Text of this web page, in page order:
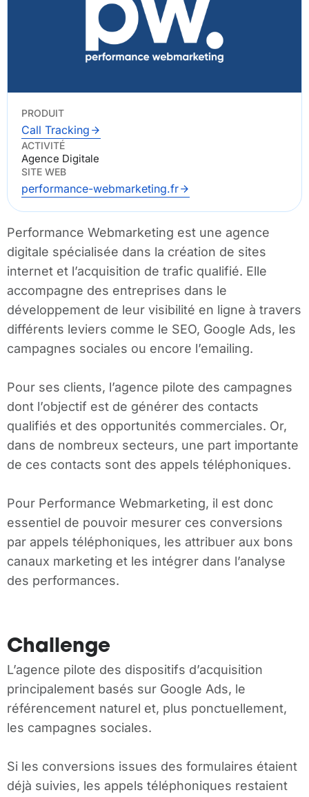
PRODUIT
Call Tracking
ACTIVITÉ
Agence Digitale
SITE WEB
performance-webmarketing.fr
Performance Webmarketing est une agence
digitale spécialisée dans la création de sites
internet et l’acquisition de trafic qualifié. Elle
accompagne des entreprises dans le
développement de leur visibilité en ligne à travers
différents leviers comme le SEO, Google Ads, les
campagnes sociales ou encore l’emailing.
Pour ses clients, l’agence pilote des campagnes
dont l’objectif est de générer des contacts
qualifiés et des opportunités commerciales. Or,
dans de nombreux secteurs, une part importante
de ces contacts sont des appels téléphoniques.
Pour Performance Webmarketing, il est donc
essentiel de pouvoir mesurer ces conversions
par appels téléphoniques, les attribuer aux bons
canaux marketing et les intégrer dans l’analyse
des performances.
Challenge
L’agence pilote des dispositifs d’acquisition
principalement basés sur Google Ads, le
référencement naturel et, plus ponctuellement,
les campagnes sociales.
Si les conversions issues des formulaires étaient
déjà suivies, les appels téléphoniques restaient